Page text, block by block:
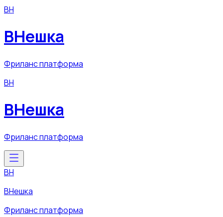
ВН
ВНешка
Фриланс платформа
ВН
ВНешка
Фриланс платформа
ВН
ВНешка
Фриланс платформа